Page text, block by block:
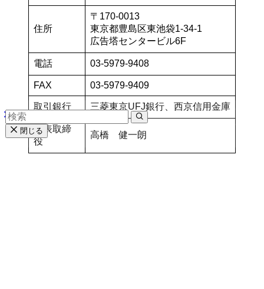
住所
〒170-0013
東京都豊島区東池袋1-34-1
広告塔センタービル6F
電話 03-5979-9408
FAX 03-5979-9409
取引銀行 三菱東京UFJ銀行、西京信用金庫
代表取締
役
高橋 健一朗
閉じる